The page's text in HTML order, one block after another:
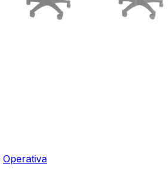
Operativa